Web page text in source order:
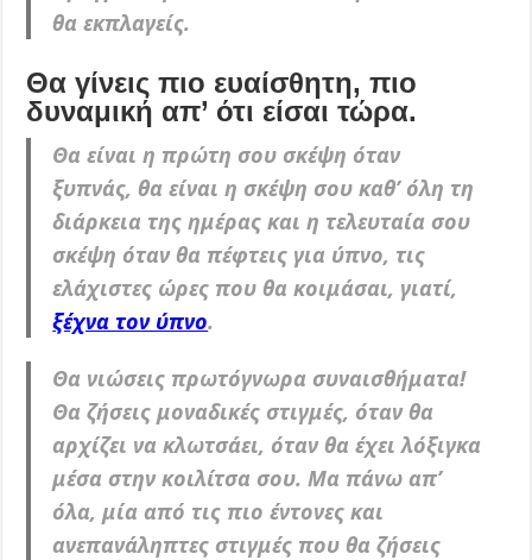
θα εκπλαγείς.
Θα γίνεις πιο ευαίσθητη, πιο
δυναμική απ’ ότι είσαι τώρα.
Θα είναι η πρώτη σου σκέψη όταν
ξυπνάς, θα είναι η σκέψη σου καθ’ όλη τη
διάρκεια της ημέρας και η τελευταία σου
σκέψη όταν θα πέφτεις για ύπνο, τις
ελάχιστες ώρες που θα κοιμάσαι, γιατί,
ξέχνα τον ύπνο.
Θα νιώσεις πρωτόγνωρα συναισθήματα!
Θα ζήσεις μοναδικές στιγμές, όταν θα
αρχίζει να κλωτσάει, όταν θα έχει λόξιγκα
μέσα στην κοιλίτσα σου. Μα πάνω απ’
όλα, μία από τις πιο έντονες και
ανεπανάληπτες στιγμές που θα ζήσεις